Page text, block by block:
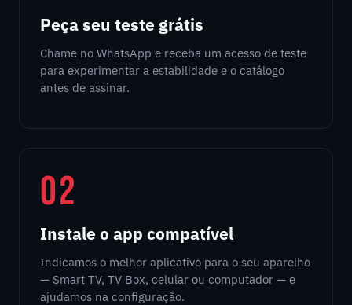
Peça seu teste grátis
Chame no WhatsApp e receba um acesso de teste
para experimentar a estabilidade e o catálogo
antes de assinar.
02
Instale o app compatível
Indicamos o melhor aplicativo para o seu aparelho
— Smart TV, TV Box, celular ou computador — e
ajudamos na configuração.